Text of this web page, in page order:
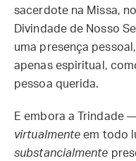
sacerdote na Missa,
Divindade de Nosso
uma presença
apenas espiritual,
pessoa querida.
E embora a Trindade
virtualmenteem todo
substancialmente